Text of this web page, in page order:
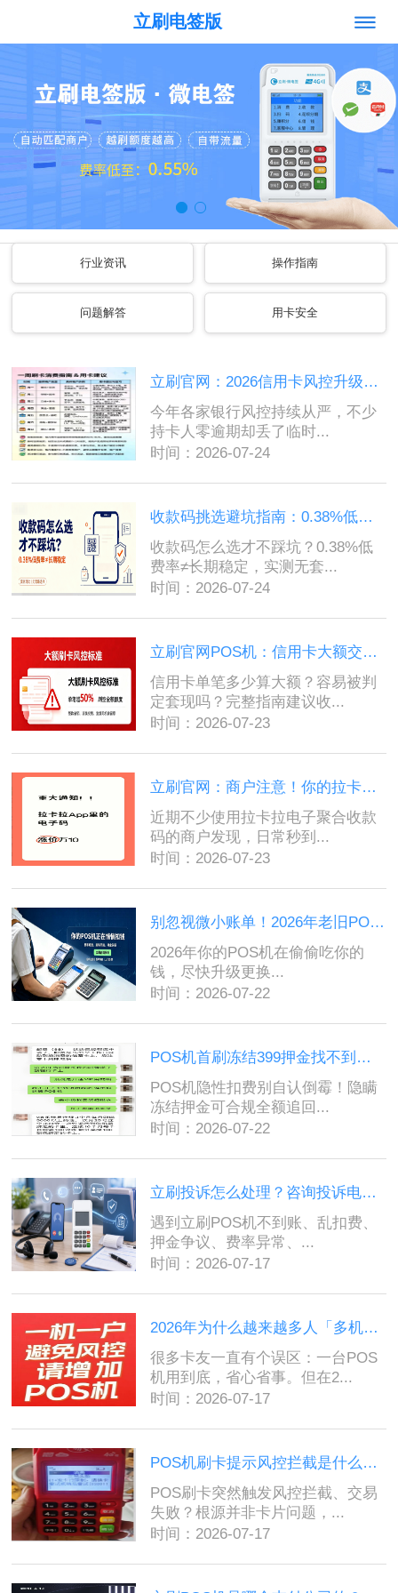
立刷电签版
行业资讯 操作指南
问题解答 用卡安全
立刷官网：2026信用卡风控升级，怎么判断卡片进了小黑屋？13家银行入屋...
今年各家银行风控持续从严，不少
持卡人零逾期却丢了临时...
时间：2026-07-24
收款码挑选避坑指南：0.38%低费率暗藏套路，实测几款长期稳定无坑收...
收款码怎么选才不踩坑？0.38%低
费率≠长期稳定，实测无套...
时间：2026-07-24
立刷官网POS机：信用卡大额交易界定标准，哪些刷卡行为极易被误判疑...
信用卡单笔多少算大额？容易被判
定套现吗？完整指南建议收...
时间：2026-07-23
立刷官网：商户注意！你的拉卡拉电子码已经悄悄涨价万10了！...
近期不少使用拉卡拉电子聚合收款
码的商户发现，日常秒到...
时间：2026-07-23
别忽视微小账单！2026年老旧POS机暗藏多项杂费，及时换新机规避收割...
2026年你的POS机在偷偷吃你的
钱，尽快升级更换...
时间：2026-07-22
POS机首刷冻结399押金找不到人？不用扯皮，3通监管电话帮你原路退款...
POS机隐性扣费别自认倒霉！隐瞒
冻结押金可合规全额追回...
时间：2026-07-22
立刷投诉怎么处理？咨询投诉电话4006661009与反馈流程...
遇到立刷POS机不到账、乱扣费、
押金争议、费率异常、...
时间：2026-07-17
2026年为什么越来越多人「多机搭配」用POS机？单一机具早已跟不上...
很多卡友一直有个误区：一台POS
机用到底，省心省事。但在2...
时间：2026-07-17
POS机刷卡提示风控拦截是什么原因？2026最新处理方案分享...
POS刷卡突然触发风控拦截、交易
失败？根源并非卡片问题，...
时间：2026-07-17